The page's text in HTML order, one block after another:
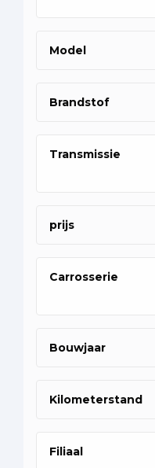
Model
Brandstof
Transmissie
prijs
Carrosserie
Bouwjaar
Kilometerstand
Filiaal